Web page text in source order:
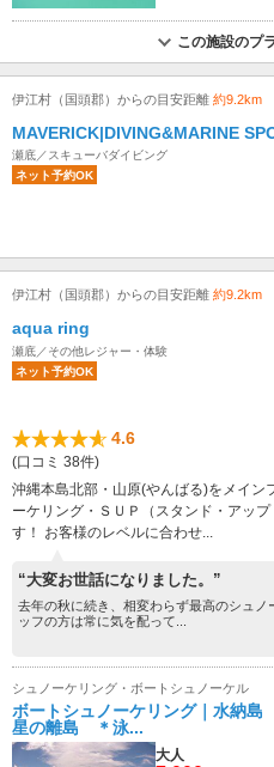
この施設のプ
伊江村（国頭郡）からの目安距離 約9.2km
MAVERICK|DIVING&MARINE
瀬底／スキューバダイビング
ネット予約OK
伊江村（国頭郡）からの目安距離 約9.2km
aqua ring
瀬底／その他レジャー・体験
ネット予約OK
4.6
(口コミ 38件)
沖縄本島北部・山原(やんばる)をメイン
ーケリング・ＳＵＰ（スタンド・アッ
す！ お客様のレベルに合わせ...
“大変お世話になりました。”
去年の秋に続き、相変わらず最高のシュ
ッフの方は常に気を配って...
シュノーケリング・ボートシュノーケル
ボートシュノーケリング｜水納
星の離島 ＊泳...
大人